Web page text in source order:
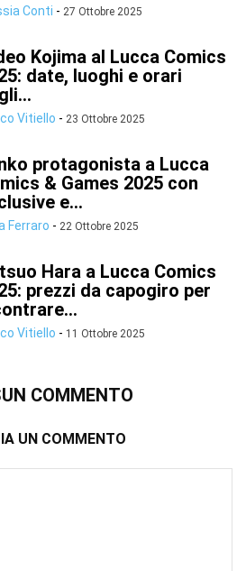
Conti - 27 Ottobre 2025
Kojima al Lucca Comics
date, luoghi e orari
Vitiello - 23 Ottobre 2025
protagonista a Lucca
& Games 2025 con
e...
Ferraro - 22 Ottobre 2025
Hara a Lucca Comics
prezzi da capogiro per
Vitiello - 11 Ottobre 2025
COMMENTO
UN COMMENTO